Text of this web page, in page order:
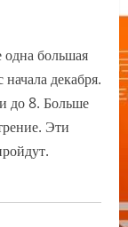
большая
декабря.
до 8. Больше
Эти